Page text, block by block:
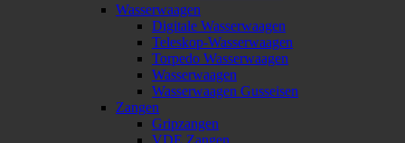
Wasserwaagen
Digitale Wasserwaagen
Teleskop-Wasserwaagen
Torpedo Wasserwaagen
Wasserwaagen
Wasserwaagen Gusseisen
Zangen
Gripzangen
VDE Zangen